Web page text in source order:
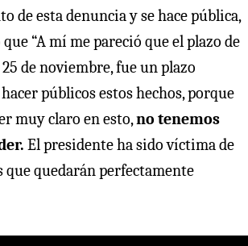
de esta denuncia y se hace pública,
“A mí me pareció que el plazo de
de noviembre, fue un plazo
públicos estos hechos, porque
muy claro en esto,no tenemos
El presidente ha sido víctima de
que quedarán perfectamente